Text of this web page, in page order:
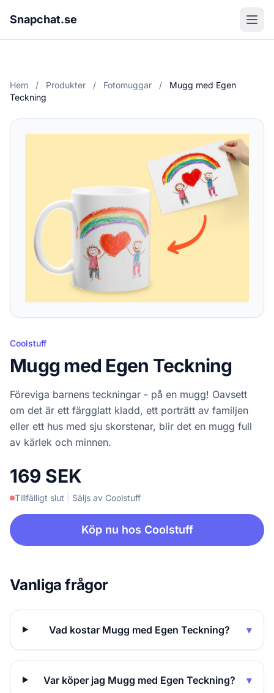
Snapchat.se
Hem / Produkter / Fotomuggar /
Mugg med Egen
Teckning
Coolstuff
Mugg med Egen Teckning
Föreviga barnens teckningar - på en mugg! Oavsett
om det är ett färgglatt kladd, ett porträtt av familjen
eller ett hus med sju skorstenar, blir det en mugg full
av kärlek och minnen.
169 SEK
Tillfälligt slut Säljs av Coolstuff
Köp nu hos Coolstuff
Vanliga frågor
Vad kostar Mugg med Egen Teckning? ▾
Var köper jag Mugg med Egen Teckning? ▾